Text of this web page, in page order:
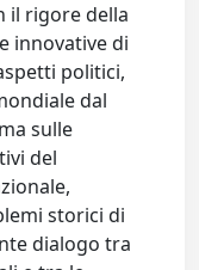
il rigore della
innovative di
politici,
dal
sulle
del
storici di
dialogo tra